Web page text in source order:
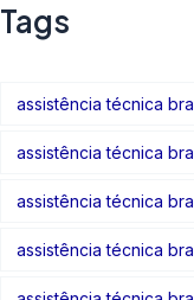
Tags
assistência técnica
assistência técnica
assistência técnica
assistência técnica